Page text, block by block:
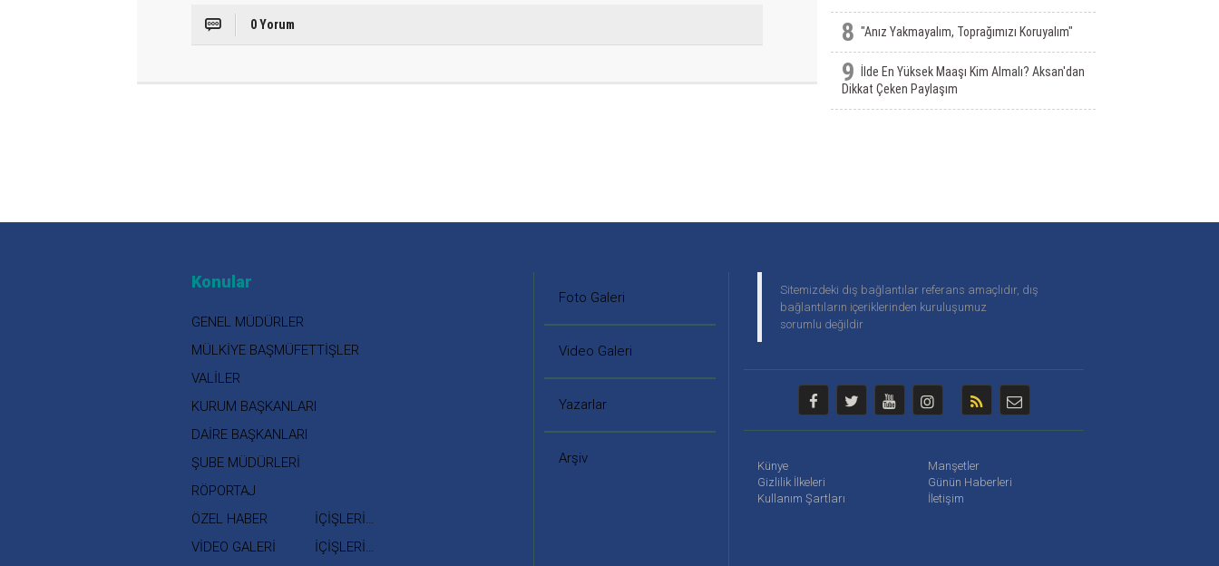
0 Yorum 8 "Anız Yakmayalım, Toprağımızı Koruyalım"
9
İlde En Yüksek Maaşı Kim Almalı? Aksan'dan
Dikkat Çeken Paylaşım
Sitemizdeki dış bağlantılar referans amaçlıdır, dış
bağlantıların içeriklerinden kuruluşumuz
sorumlu değildir
Künye
Gizlilik İlkeleri
Kullanım Şartları
Manşetler
Günün Haberleri
İletişim
Foto Galeri
Video Galeri
Yazarlar
Arşiv
Konular
GENEL MÜDÜRLER
MÜLKİYE BAŞMÜFETTİŞLER
VALİLER
KURUM BAŞKANLARI
DAİRE BAŞKANLARI
ŞUBE MÜDÜRLERİ
RÖPORTAJ
ÖZEL HABER
VİDEO GALERİ
İÇİŞLERİ
BAKANI
İÇİŞLERİ